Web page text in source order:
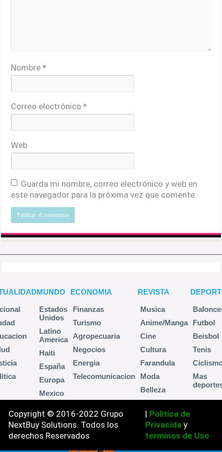
Nombre*
Correo electrónico*
Web
Guarda mi nombre, correo electrónico y web en
este navegador para la próxima vez que comente.
MUNDO
Estados
Unidos
Latino
America
Haiti
España
Europa
Mexico
ECONOMIA
Finanzas
Turismo
Agropecuaria
Negocios
Energia
Telecomunicacion
REVISTA
Musica
Anime/Manga
Cine
Cultura
Farandula
Moda
Belleza
Futbol
Beisbol
Tenis
Mas
Copyright © 2016-2022 Grupo
NextBuy Solutions. Todos los
derechos Reservados
| Politica de
Privacida y
terminos de Uso